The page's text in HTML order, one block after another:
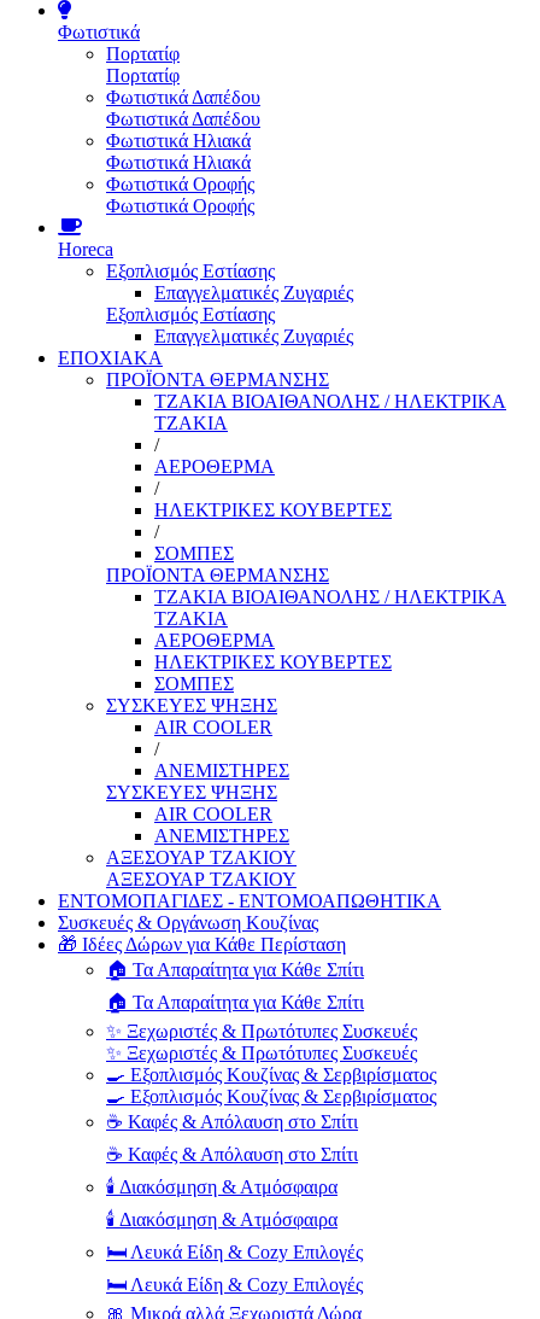
Φωτιστικά
Πορτατίφ
Πορτατίφ
Φωτιστικά Δαπέδου
Φωτιστικά Δαπέδου
Φωτιστικά Ηλιακά
Φωτιστικά Ηλιακά
Φωτιστικά Οροφής
Φωτιστικά Οροφής
Horeca
Εξοπλισμός Εστίασης
Επαγγελματικές Ζυγαριές
Εξοπλισμός Εστίασης
Επαγγελματικές Ζυγαριές
ΕΠΟΧΙΑΚΑ
ΠΡΟΪΟΝΤΑ ΘΕΡΜΑΝΣΗΣ
ΤΖΑΚΙΑ ΒΙΟΑΙΘΑΝΟΛΗΣ / ΗΛΕΚΤΡΙΚΑ
ΤΖΑΚΙΑ
/
ΑΕΡΟΘΕΡΜΑ
/
ΗΛΕΚΤΡΙΚΕΣ ΚΟΥΒΕΡΤΕΣ
/
ΣΟΜΠΕΣ
ΠΡΟΪΟΝΤΑ ΘΕΡΜΑΝΣΗΣ
ΤΖΑΚΙΑ ΒΙΟΑΙΘΑΝΟΛΗΣ / ΗΛΕΚΤΡΙΚΑ
ΤΖΑΚΙΑ
ΑΕΡΟΘΕΡΜΑ
ΗΛΕΚΤΡΙΚΕΣ ΚΟΥΒΕΡΤΕΣ
ΣΟΜΠΕΣ
ΣΥΣΚΕΥΕΣ ΨΗΞΗΣ
AIR COOLER
/
ΑΝΕΜΙΣΤΗΡΕΣ
ΣΥΣΚΕΥΕΣ ΨΗΞΗΣ
AIR COOLER
ΑΝΕΜΙΣΤΗΡΕΣ
ΑΞΕΣΟΥΑΡ ΤΖΑΚΙΟΥ
ΑΞΕΣΟΥΑΡ ΤΖΑΚΙΟΥ
ΕΝΤΟΜΟΠΑΓΙΔΕΣ - ΕΝΤΟΜΟΑΠΩΘΗΤΙΚΑ
Συσκευές & Οργάνωση Κουζίνας
🎁 Ιδέες Δώρων για Κάθε Περίσταση
🏠 Τα Απαραίτητα για Κάθε Σπίτι
🏠 Τα Απαραίτητα για Κάθε Σπίτι
✨ Ξεχωριστές & Πρωτότυπες Συσκευές
✨ Ξεχωριστές & Πρωτότυπες Συσκευές
🍳 Εξοπλισμός Κουζίνας & Σερβιρίσματος
🍳 Εξοπλισμός Κουζίνας & Σερβιρίσματος
☕ Καφές & Απόλαυση στο Σπίτι
☕ Καφές & Απόλαυση στο Σπίτι
🕯️ Διακόσμηση & Ατμόσφαιρα
🕯️ Διακόσμηση & Ατμόσφαιρα
🛏️ Λευκά Είδη & Cozy Επιλογές
🛏️ Λευκά Είδη & Cozy Επιλογές
🎀 Μικρά αλλά Ξεχωριστά Δώρα